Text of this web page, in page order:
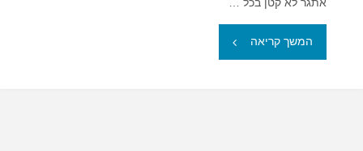
המשך קריאה "בשר